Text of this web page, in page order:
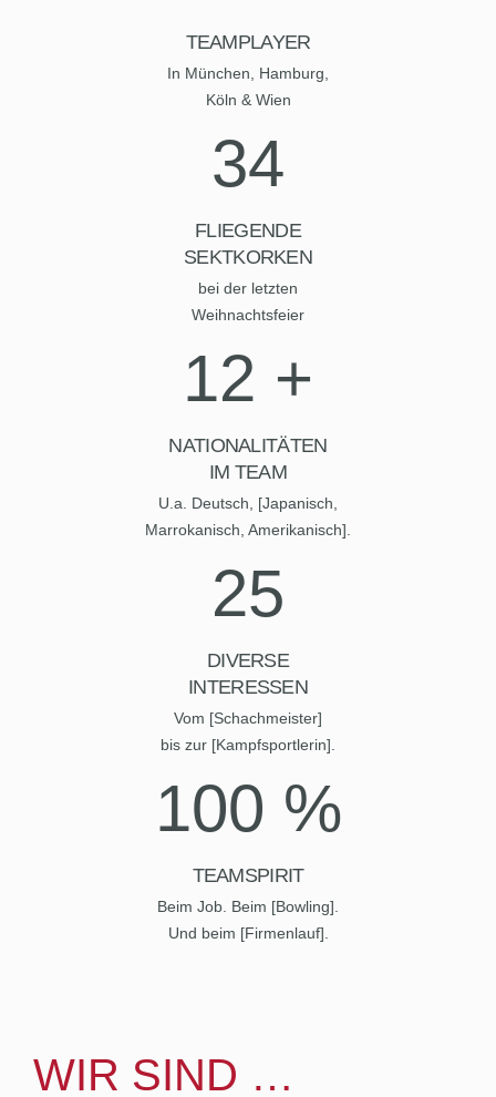
TEAMPLAYER
In München, Hamburg,
Köln & Wien
34
FLIEGENDE
SEKTKORKEN
bei der letzten
Weihnachtsfeier
12 +
NATIONALITÄTEN
IM TEAM
U.a. Deutsch, [Japanisch,
Marrokanisch, Amerikanisch].
25
DIVERSE
INTERESSEN
Vom [Schachmeister]
bis zur [Kampfsportlerin].
100 %
TEAMSPIRIT
Beim Job. Beim [Bowling].
Und beim [Firmenlauf].
WIR SIND …